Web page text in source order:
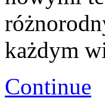
każdym
Continue